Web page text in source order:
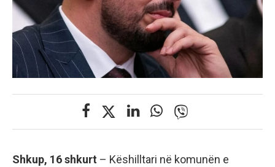
Shkup, 16 shkurt – Këshilltari në komunën e